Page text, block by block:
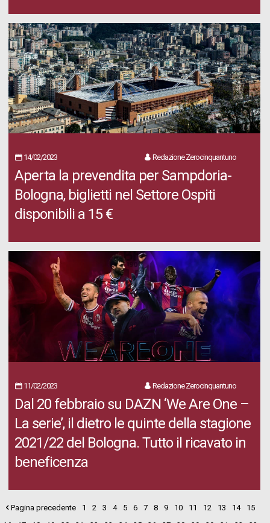
14/02/2023 Redazione Zerocinquantuno
Aperta la prevendita per Sampdoria-
Bologna, biglietti nel Settore Ospiti
disponibili a 15 €
11/02/2023 Redazione Zerocinquantuno
Dal 20 febbraio su DAZN ‘We Are One –
La serie’, il dietro le quinte della stagione
2021/22 del Bologna. Tutto il ricavato in
beneficenza
Pagina precedente 1 2 3 4 5 6 7 8 9 10 11 12 13 14
15